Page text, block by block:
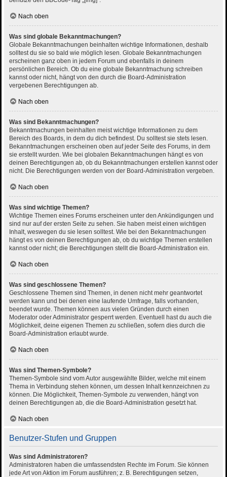
Nach oben
Was sind globale Bekanntmachungen?
Globale Bekanntmachungen beinhalten wichtige Informationen, deshalb
solltest du sie so bald wie möglich lesen. Globale Bekanntmachungen
erscheinen ganz oben in jedem Forum und ebenfalls in deinem
persönlichen Bereich. Ob du eine globale Bekanntmachung schreiben
kannst oder nicht, hängt von den durch die Board-Administration
vergebenen Berechtigungen ab.
Nach oben
Was sind Bekanntmachungen?
Bekanntmachungen beinhalten meist wichtige Informationen zu dem
Bereich des Boards, in dem du dich befindest. Du solltest sie stets lesen.
Bekanntmachungen erscheinen oben auf jeder Seite des Forums, in dem
sie erstellt wurden. Wie bei globalen Bekanntmachungen hängt es von
deinen Berechtigungen ab, ob du Bekanntmachungen erstellen kannst oder
nicht. Die Berechtigungen werden von der Board-Administration vergeben.
Nach oben
Was sind wichtige Themen?
Wichtige Themen eines Forums erscheinen unter den Ankündigungen und
sind nur auf der ersten Seite zu sehen. Sie haben meist einen wichtigen
Inhalt, weswegen du sie lesen solltest. Wie bei den Bekanntmachungen
hängt es von deinen Berechtigungen ab, ob du wichtige Themen erstellen
kannst oder nicht; die Berechtigungen stellt die Board-Administration ein.
Nach oben
Was sind geschlossene Themen?
Geschlossene Themen sind Themen, in denen nicht mehr geantwortet
werden kann und bei denen eine laufende Umfrage, falls vorhanden,
beendet wurde. Themen können aus vielen Gründen durch einen
Moderator oder Administrator gesperrt werden. Eventuell hast du auch die
Möglichkeit, deine eigenen Themen zu schließen, sofern dies durch die
Board-Administration erlaubt wurde.
Nach oben
Was sind Themen-Symbole?
Themen-Symbole sind vom Autor ausgewählte Bilder, welche mit einem
Thema in Verbindung stehen können, um dessen Inhalt kennzeichnen zu
können. Die Möglichkeit, Themen-Symbole zu verwenden, hängt von
deinen Berechtigungen ab, die die Board-Administration gesetzt hat.
Nach oben
Benutzer-Stufen und Gruppen
Was sind Administratoren?
Administratoren haben die umfassendsten Rechte im Forum. Sie können
jede Art von Aktion im Forum ausführen; z. B. Berechtigungen setzen,